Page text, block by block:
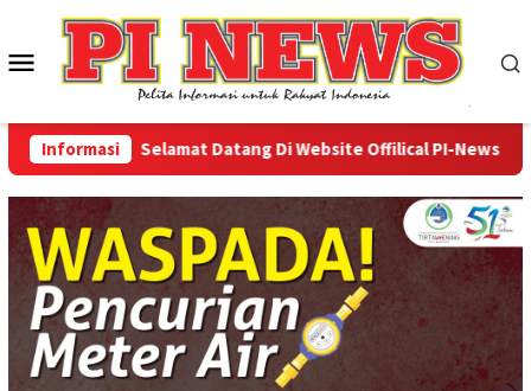
konten
Menu
Mobile
InformasiSelamat Datang Di Website Offilical PI-News